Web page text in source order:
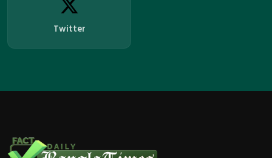
Twitter